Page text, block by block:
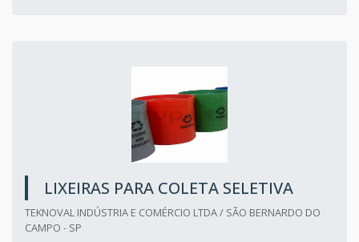
LIXEIRAS PARA COLETA SELETIVA
TEKNOVAL INDÚSTRIA E COMÉRCIO LTDA / SÃO BERNARDO DO
CAMPO - SP